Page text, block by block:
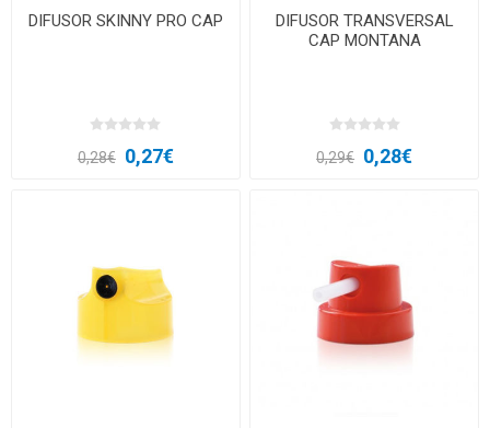
DIFUSOR SKINNY PRO CAP
0,28€ 0,27€
DIFUSOR TRANSVERSAL
CAP MONTANA
0,29€ 0,28€